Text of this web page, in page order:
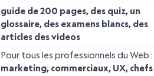
guide de 200 pages, des quiz, un
glossaire, des examens blancs, des
articles des videos
Pour tous les professionnels du Web :
marketing, commerciaux, UX, chefs